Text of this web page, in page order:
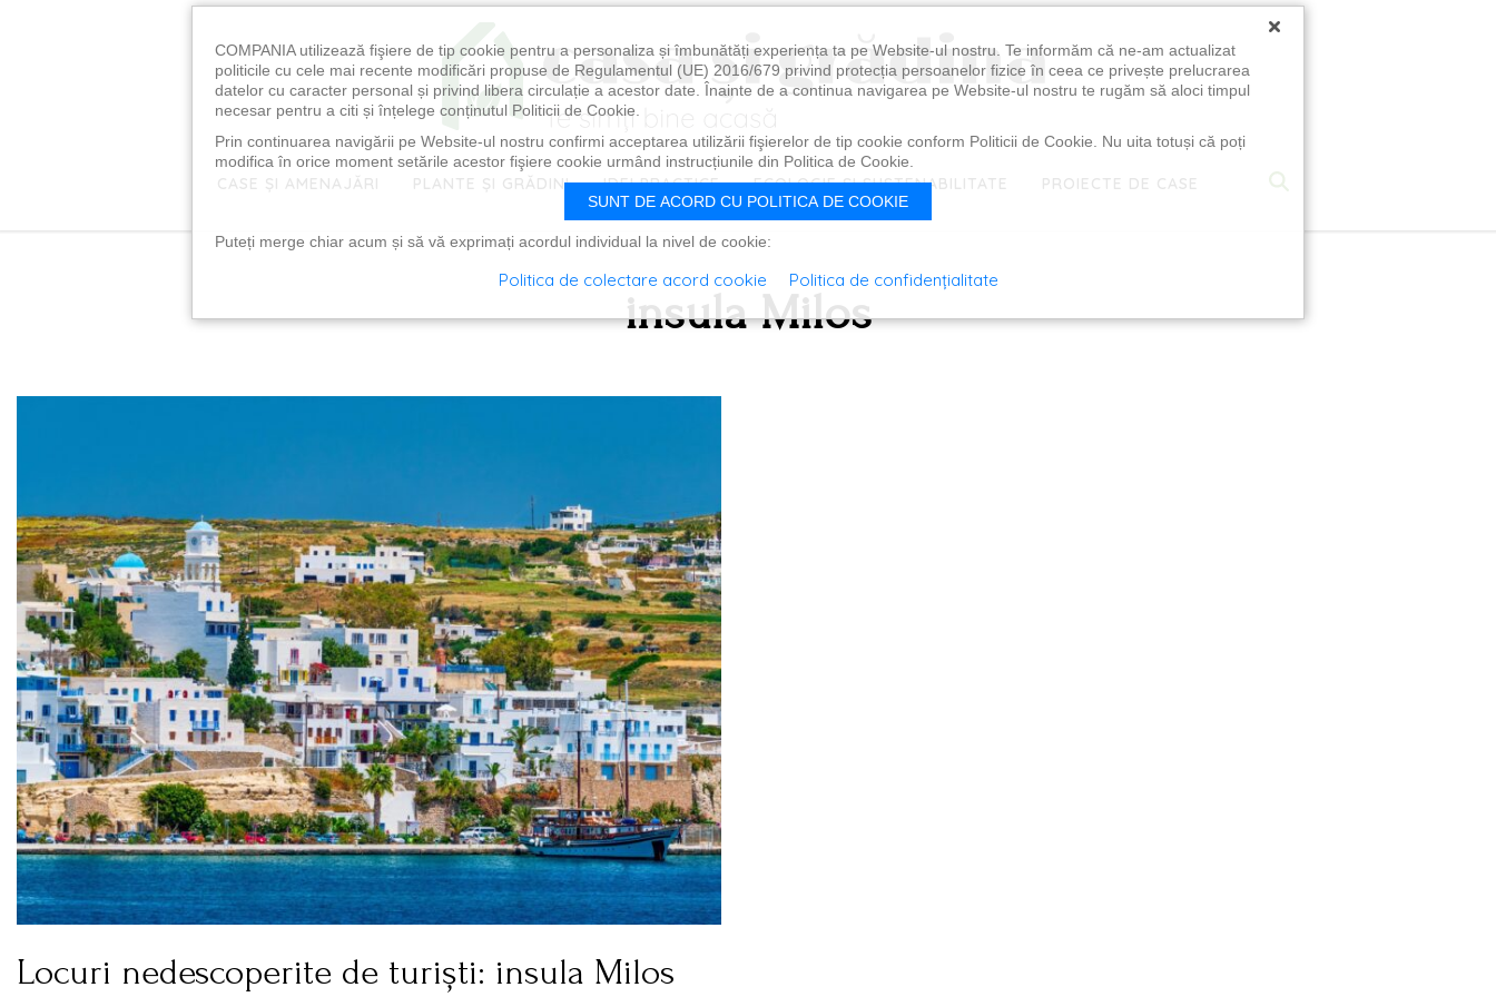
CASE ȘI AMENAJĂRI PLANTE ȘI GRĂDINI IDEI PRACTICE ECOLOGIE ȘI SUSTENABILITATE PROIECTE DE CASE
insula Milos
Locuri nedescoperite de turiști: insula Milos
×
COMPANIA utilizează fişiere de tip cookie pentru a personaliza și îmbunătăți experiența ta pe Website-ul nostru. Te informăm că ne-am actualizat
politicile cu cele mai recente modificări propuse de Regulamentul (UE) 2016/679 privind protecția persoanelor fizice în ceea ce privește prelucrarea
datelor cu caracter personal și privind libera circulație a acestor date. Înainte de a continua navigarea pe Website-ul nostru te rugăm să aloci timpul
necesar pentru a citi și înțelege conținutul Politicii de Cookie.
Prin continuarea navigării pe Website-ul nostru confirmi acceptarea utilizării fişierelor de tip cookie conform Politicii de Cookie. Nu uita totuși că poți
modifica în orice moment setările acestor fişiere cookie urmând instrucțiunile din Politica de Cookie.
SUNT DE ACORD CU POLITICA DE COOKIE
Puteți merge chiar acum și să vă exprimați acordul individual la nivel de cookie:
Politica de colectare acord cookie Politica de confidențialitate